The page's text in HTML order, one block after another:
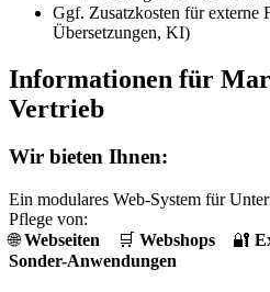
Ggf. Zusatzkosten für externe
Übersetzungen, KI)
Informationen für
Vertrieb
Wir bieten Ihnen:
Ein modulares Web-System für
Pflege von:
🌐Webseiten 🛒 Webshops 🔐
Sonder-Anwendungen